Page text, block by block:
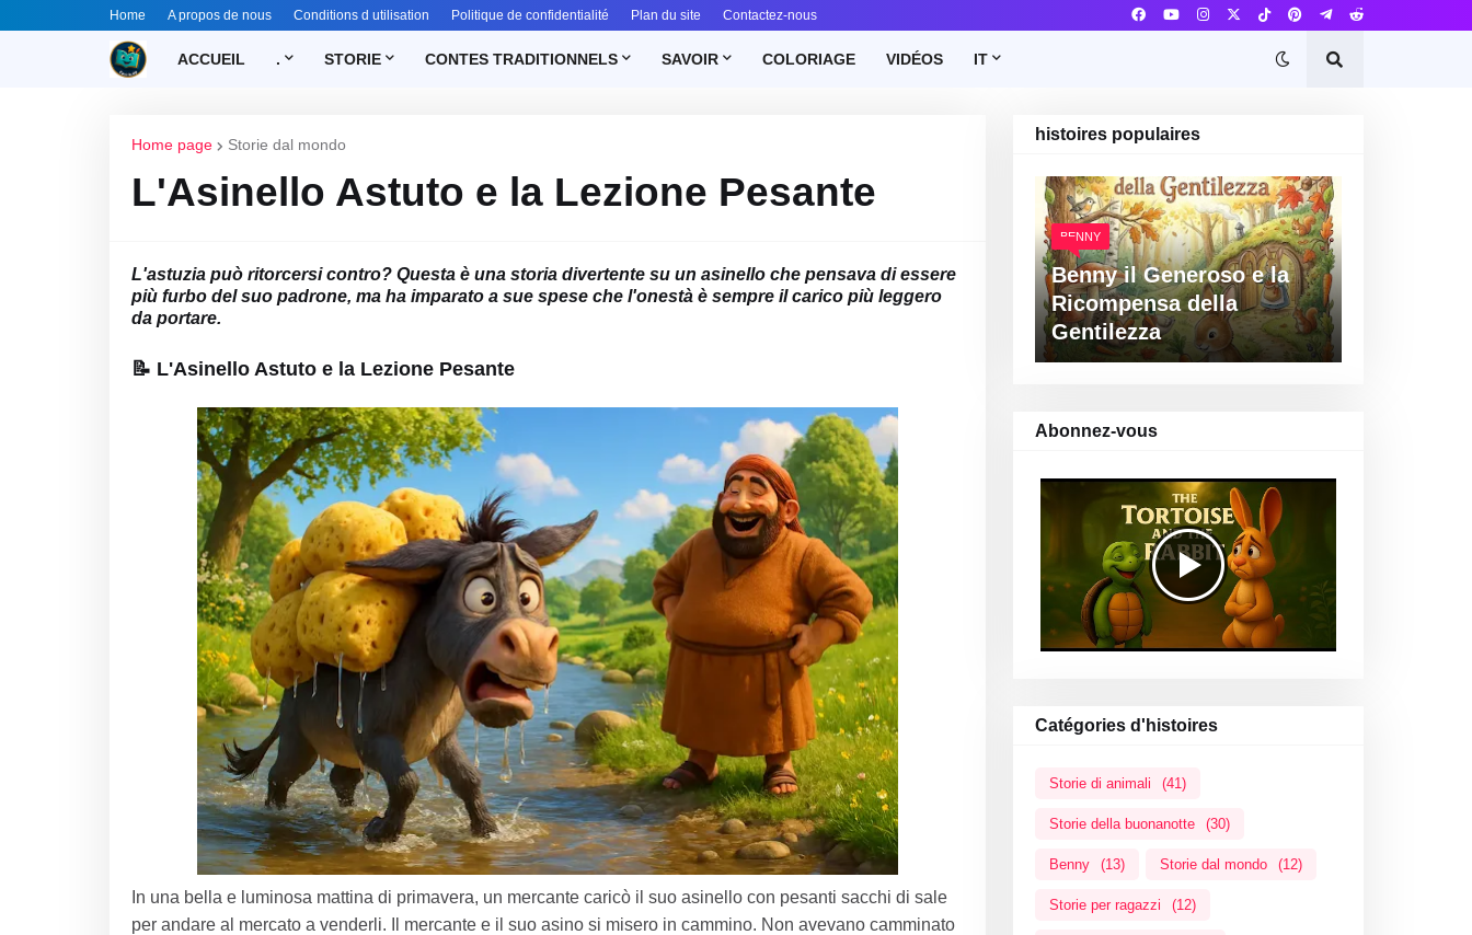
Home A propos de nous Conditions d utilisation Politique de confidentialité Plan du site Contactez-nous
ACCUEIL . STORIE CONTES TRADITIONNELS SAVOIR COLORIAGE VIDÉOS IT
Home page Storie dal mondo
L'Asinello Astuto e la Lezione Pesante
L'astuzia può ritorcersi contro? Questa è una storia divertente su un asinello che pensava di essere
più furbo del suo padrone, ma ha imparato a sue spese che l'onestà è sempre il carico più leggero
da portare.
📝 L'Asinello Astuto e la Lezione Pesante
In una bella e luminosa mattina di primavera, un mercante caricò il suo asinello con pesanti sacchi di sale
per andare al mercato a venderli. Il mercante e il suo asino si misero in cammino. Non avevano camminato
histoires populaires
BENNY
Benny il Generoso e la
Ricompensa della
Gentilezza
Abonnez-vous
Catégories d'histoires
Storie di animali (41)
Storie della buonanotte (30)
Benny (13) Storie dal mondo (12)
Storie per ragazzi (12)